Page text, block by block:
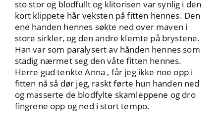
sto stor og blodfullt og klitorisen var synlig i den
kort klippete hår veksten på fitten hennes. Den
ene handen hennes søkte ned over maven i
store sirkler, og den andre klemte på brystene.
Han var som paralysert av hånden hennes som
stadig nærmet seg den våte fitten hennes.
Herre gud tenkte Anna , får jeg ikke noe opp i
fitten nå så dør jeg, raskt førte hun handen ned
og masserte de blodfylte skamleppene og dro
fingrene opp og ned i stort tempo.